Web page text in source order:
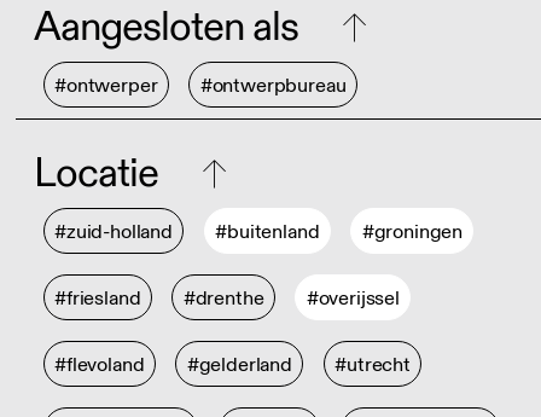
Aangesloten als
#ontwerper #ontwerpbureau
Locatie
#zuid-holland #buitenland #groningen
#friesland #drenthe #overijssel
#flevoland #gelderland #utrecht